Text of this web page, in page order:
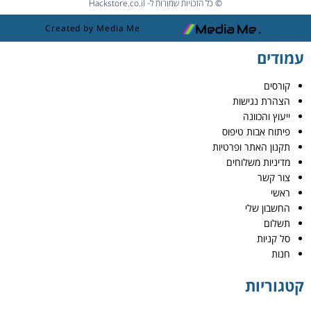
© כל הזכויות שמורות ל- Hackstore.co.il
Created by Media Me
עמודים
קורסים
הצהרת נגישות
ייעוץ והכוונה
פיתוח אבות טיפוס
תקנון האתר ופרטיות
מדיניות משלוחים
צור קשר
ראשי
החשבון שלי
תשלום
סל קניות
חנות
קטגוריות